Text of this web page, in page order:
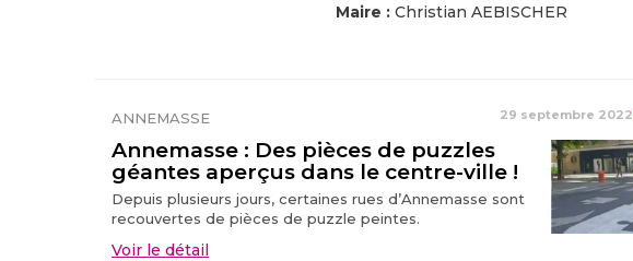
Maire : Christian AEBISCHER
ANNEMASSE 29 septembre 2022
Annemasse : Des pièces de puzzles
géantes aperçus dans le centre-ville !
Depuis plusieurs jours, certaines rues d’Annemasse sont
recouvertes de pièces de puzzle peintes.
Voir le détail